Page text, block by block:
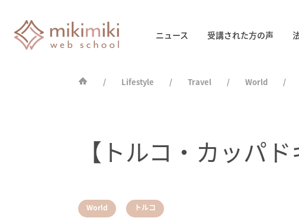
ニュース 受講された方の声
Lifestyle Travel World
World トルコ
【トルコ・カッパ